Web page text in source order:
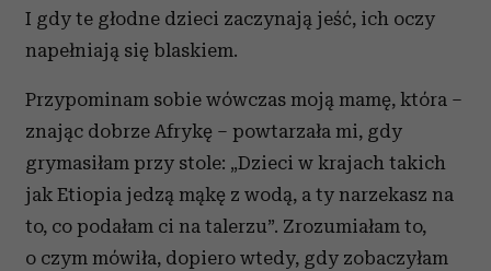
I gdy te głodne dzieci zaczynają jeść, ich oczy
napełniają się blaskiem.
Przypominam sobie wówczas moją mamę, która –
znając dobrze Afrykę – powtarzała mi, gdy
grymasiłam przy stole: „Dzieci w krajach takich
jak Etiopia jedzą mąkę z wodą, a ty narzekasz na
to, co podałam ci na talerzu”. Zrozumiałam to,
o czym mówiła, dopiero wtedy, gdy zobaczyłam